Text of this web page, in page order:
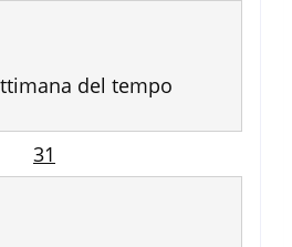
del tempo
31